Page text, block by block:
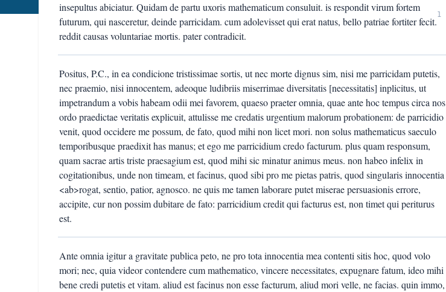
insepultus abiciatur. Quidam de partu uxoris mathematicum consuluit. is respondit virum fortem
futurum, qui nasceretur, deinde parricidam. cum adolevisset qui erat natus, bello patriae fortiter fecit.
reddit causas voluntariae mortis. pater contradicit.
1
Positus, P.C., in ea condicione tristissimae sortis, ut nec morte dignus sim, nisi me parricidam putetis,
nec praemio, nisi innocentem, adeoque ludibriis miserrimae diversitatis [necessitatis] inplicitus, ut
impetrandum a vobis habeam odii mei favorem, quaeso praeter omnia, quae ante hoc tempus circa nos
ordo praedictae veritatis explicuit, attulisse me credatis urgentium malorum probationem: de parricidio
venit, quod occidere me possum, de fato, quod mihi non licet mori. non solus mathematicus saeculo
temporibusque praedixit has manus; et ego me parricidium credo facturum. plus quam responsum,
quam sacrae artis triste praesagium est, quod mihi sic minatur animus meus. non habeo infelix in
cogitationibus, unde non timeam, et facinus, quod sibi pro me pietas patris, quod singularis innocentia
<ab>rogat, sentio, patior, agnosco. ne quis me tamen laborare putet miserae persuasionis errore,
accipite, cur non possim dubitare de fato: parricidium credit qui facturus est, non timet qui periturus
est.
Ante omnia igitur a gravitate publica peto, ne pro tota innocentia mea contenti sitis hoc, quod volo
mori; nec, quia videor contendere cum mathematico, vincere necessitates, expugnare fatum, ideo mihi
bene credi putetis et vitam. aliud est facinus non esse facturum, aliud mori velle, ne facias. quin immo,